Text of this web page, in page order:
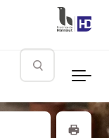
Rechercher